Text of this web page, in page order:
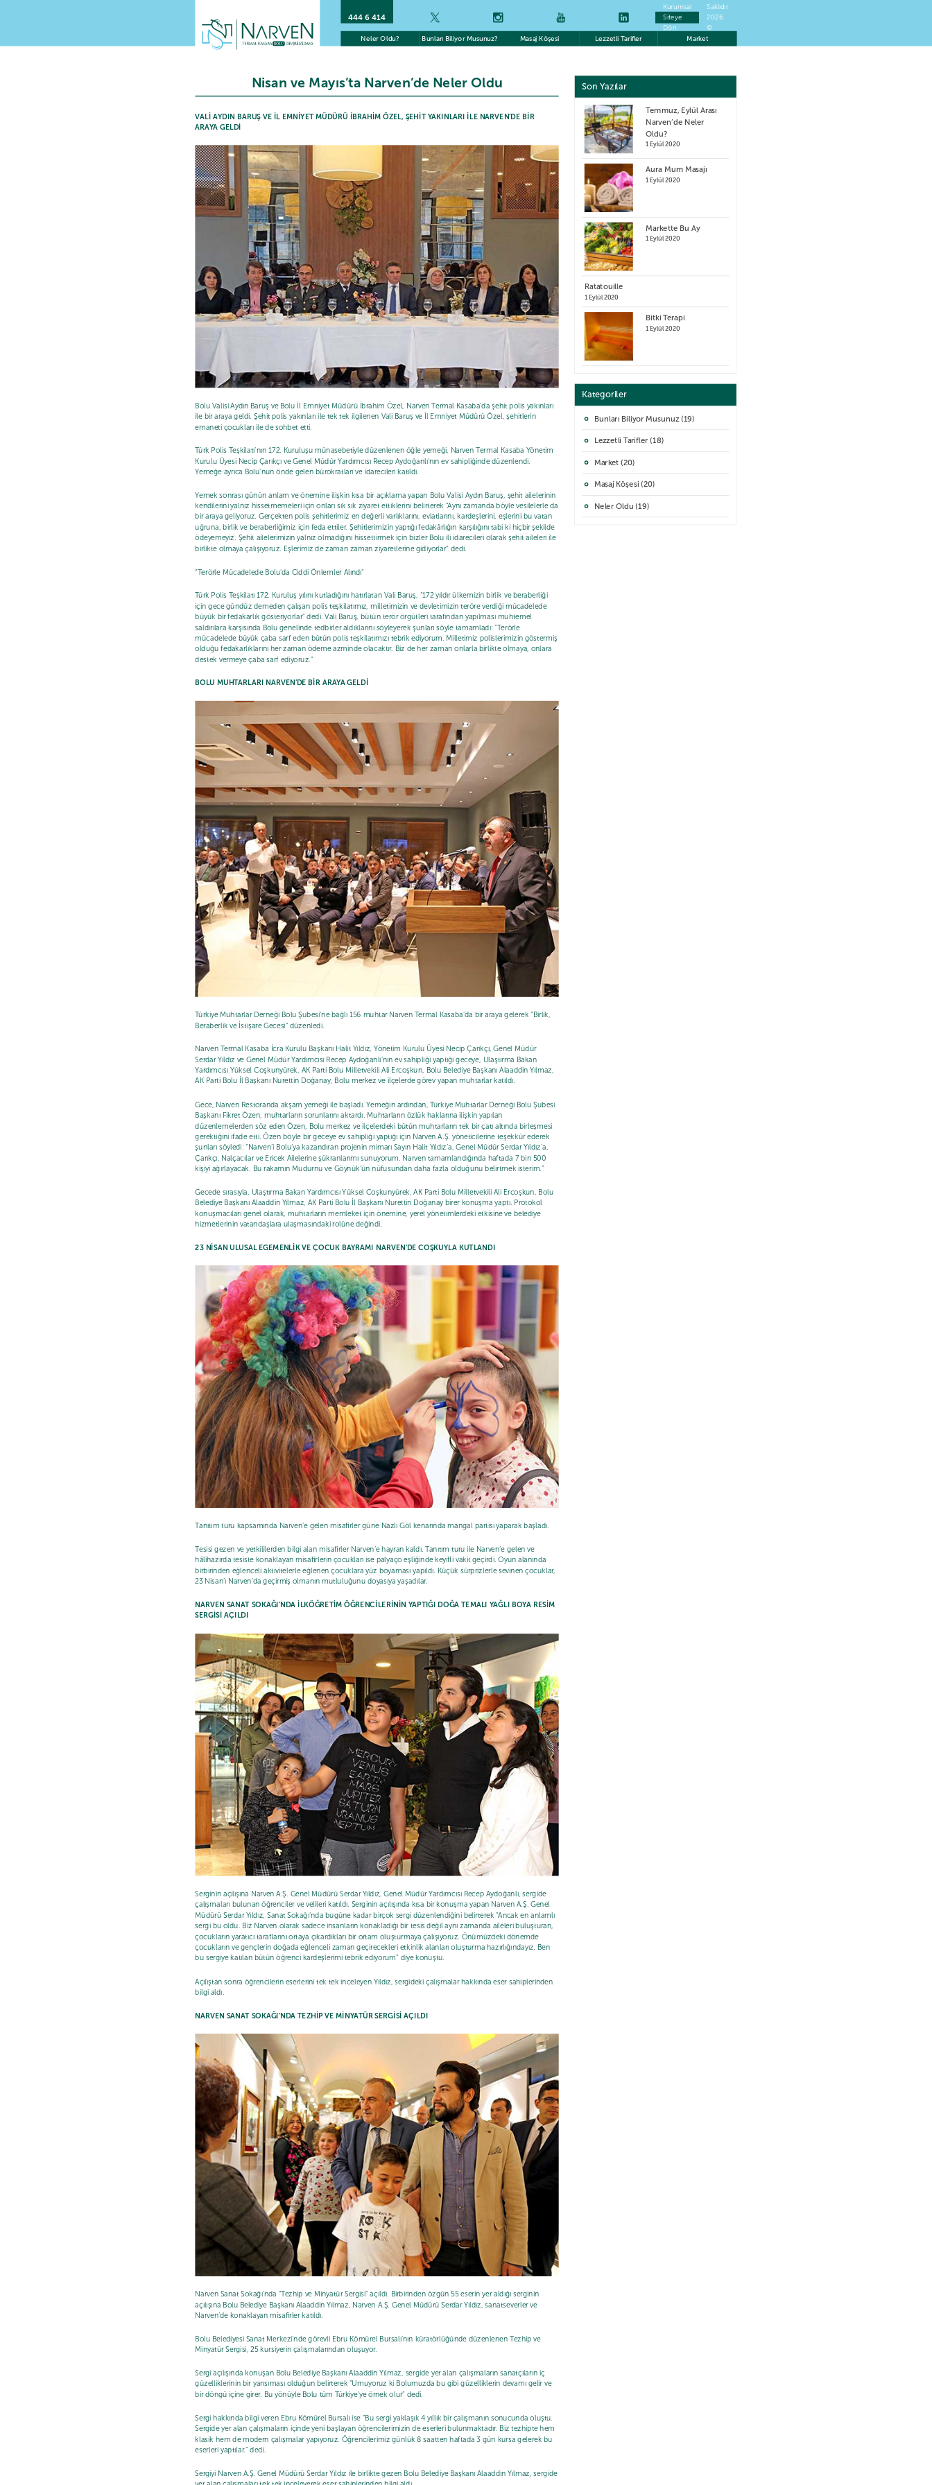
444 6 414
Kurumsal
Siteye
Dön
Saklıdır
2026
©
Narven
A.Ş.
Neler Oldu? Bunları Biliyor Musunuz? Masaj Köşesi Lezzetli Tarifler Market
Nisan ve Mayıs’ta Narven’de Neler Oldu
VALİ AYDIN BARUŞ VE İL EMNİYET MÜDÜRÜ İBRAHİM ÖZEL, ŞEHİT YAKINLARI İLE NARVEN’DE BİR
ARAYA GELDİ
Bolu Valisi Aydın Baruş ve Bolu İl Emniyet Müdürü İbrahim Özel, Narven Termal Kasaba’da şehit polis yakınları
ile bir araya geldi. Şehit polis yakınları ile tek tek ilgilenen Vali Baruş ve İl Emniyet Müdürü Özel, şehitlerin
emaneti çocukları ile de sohbet etti.
Türk Polis Teşkilatı’nın 172. Kuruluşu münasebetiyle düzenlenen öğle yemeği, Narven Termal Kasaba Yönetim
Kurulu Üyesi Necip Çarıkçı ve Genel Müdür Yardımcısı Recep Aydoğanlı’nın ev sahipliğinde düzenlendi.
Yemeğe ayrıca Bolu’nun önde gelen bürokratları ve idarecileri katıldı.
Yemek sonrası günün anlam ve önemine ilişkin kısa bir açıklama yapan Bolu Valisi Aydın Baruş, şehit ailelerinin
kendilerini yalnız hissetmemeleri için onları sık sık ziyaret ettiklerini belirterek “Aynı zamanda böyle vesilelerle da
bir araya geliyoruz. Gerçekten polis şehitlerimiz en değerli varlıklarını, evlatlarını, kardeşlerini, eşlerini bu vatan
uğruna, birlik ve beraberliğimiz için feda ettiler. Şehitlerimizin yaptığı fedakârlığın karşılığını tabi ki hiçbir şekilde
ödeyemeyiz. Şehit ailelerimizin yalnız olmadığını hissettirmek için bizler Bolu ili idarecileri olarak şehit aileleri ile
birlikte olmaya çalışıyoruz. Eşlerimiz de zaman zaman ziyaretlerine gidiyorlar” dedi.
“Terörle Mücadelede Bolu’da Ciddi Önlemler Alındı”
Türk Polis Teşkilatı 172. Kuruluş yılını kutladığını hatırlatan Vali Baruş, “172 yıldır ülkemizin birlik ve beraberliği
için gece gündüz demeden çalışan polis teşkilatımız, milletimizin ve devletimizin teröre verdiği mücadelede
büyük bir fedakarlık gösteriyorlar” dedi. Vali Baruş, bütün terör örgütleri tarafından yapılması muhtemel
saldırılara karşısında Bolu genelinde tedbirler aldıklarını söyleyerek şunları söyle tamamladı: “Terörle
mücadelede büyük çaba sarf eden bütün polis teşkilatımızı tebrik ediyorum. Milletimiz polislerimizin göstermiş
olduğu fedakarlıklarını her zaman ödeme azminde olacaktır. Biz de her zaman onlarla birlikte olmaya, onlara
destek vermeye çaba sarf ediyoruz.”
BOLU MUHTARLARI NARVEN’DE BİR ARAYA GELDİ
Türkiye Muhtarlar Derneği Bolu Şubesi’ne bağlı 156 muhtar Narven Termal Kasaba’da bir araya gelerek “Birlik,
Beraberlik ve İstişare Gecesi” düzenledi.
Narven Termal Kasaba İcra Kurulu Başkanı Halit Yıldız, Yönetim Kurulu Üyesi Necip Çarıkçı, Genel Müdür
Serdar Yıldız ve Genel Müdür Yardımcısı Recep Aydoğanlı’nın ev sahipliği yaptığı geceye, Ulaştırma Bakan
Yardımcısı Yüksel Coşkunyürek, AK Parti Bolu Milletvekili Ali Ercoşkun, Bolu Belediye Başkanı Alaaddin Yılmaz,
AK Parti Bolu İl Başkanı Nurettin Doğanay, Bolu merkez ve ilçelerde görev yapan muhtarlar katıldı.
Gece, Narven Restoranda akşam yemeği ile başladı. Yemeğin ardından, Türkiye Muhtarlar Derneği Bolu Şubesi
Başkanı Fikret Özen, muhtarların sorunlarını aktardı. Muhtarların özlük haklarına ilişkin yapılan
düzenlemelerden söz eden Özen, Bolu merkez ve ilçelerdeki bütün muhtarların tek bir çatı altında birleşmesi
gerektiğini ifade etti. Özen böyle bir geceye ev sahipliği yaptığı için Narven A.Ş. yöneticilerine teşekkür ederek
şunları söyledi: “Narven’i Bolu’ya kazandıran projenin mimarı Sayın Halit Yıldız’a, Genel Müdür Serdar Yıldız’a,
Çarıkçı, Nalçacılar ve Ericek Ailelerine şükranlarımı sunuyorum. Narven tamamlandığında haftada 7 bin 500
kişiyi ağırlayacak. Bu rakamın Mudurnu ve Göynük’ün nüfusundan daha fazla olduğunu belirtmek isterim.”
Gecede sırasıyla, Ulaştırma Bakan Yardımcısı Yüksel Coşkunyürek, AK Parti Bolu Milletvekili Ali Ercoşkun, Bolu
Belediye Başkanı Alaaddin Yılmaz, AK Parti Bolu İl Başkanı Nurettin Doğanay birer konuşma yaptı. Protokol
konuşmacıları genel olarak, muhtarların memleket için önemine, yerel yönetimlerdeki etkisine ve belediye
hizmetlerinin vatandaşlara ulaşmasındaki rolüne değindi.
23 NİSAN ULUSAL EGEMENLİK VE ÇOCUK BAYRAMI NARVEN’DE COŞKUYLA KUTLANDI
Tanıtım turu kapsamında Narven’e gelen misafirler güne Nazlı Göl kenarında mangal partisi yaparak başladı.
Tesisi gezen ve yetkililerden bilgi alan misafirler Narven’e hayran kaldı. Tanıtım turu ile Narven’e gelen ve
hâlihazırda tesiste konaklayan misafirlerin çocukları ise palyaço eşliğinde keyifli vakit geçirdi. Oyun alanında
birbirinden eğlenceli aktivitelerle eğlenen çocuklara yüz boyaması yapıldı. Küçük sürprizlerle sevinen çocuklar,
23 Nisan’ı Narven’da geçirmiş olmanın mutluluğunu doyasıya yaşadılar.
NARVEN SANAT SOKAĞI’NDA İLKÖĞRETİM ÖĞRENCİLERİNİN YAPTIĞI DOĞA TEMALI YAĞLI BOYA RESİM
SERGİSİ AÇILDI
Serginin açılışına Narven A.Ş. Genel Müdürü Serdar Yıldız, Genel Müdür Yardımcısı Recep Aydoğanlı, sergide
çalışmaları bulunan öğrenciler ve velileri katıldı. Serginin açılışında kısa bir konuşma yapan Narven A.Ş. Genel
Müdürü Serdar Yıldız, Sanat Sokağı’nda bugüne kadar birçok sergi düzenlendiğini belirterek “Ancak en anlamlı
sergi bu oldu. Biz Narven olarak sadece insanların konakladığı bir tesis değil aynı zamanda aileleri buluşturan,
çocukların yaratıcı taraflarını ortaya çıkardıkları bir ortam oluşturmaya çalışıyoruz. Önümüzdeki dönemde
çocukların ve gençlerin doğada eğlenceli zaman geçirecekleri etkinlik alanları oluşturma hazırlığındayız. Ben
bu sergiye katılan bütün öğrenci kardeşlerimi tebrik ediyorum” diye konuştu.
Açılıştan sonra öğrencilerin eserlerini tek tek inceleyen Yıldız, sergideki çalışmalar hakkında eser sahiplerinden
bilgi aldı.
NARVEN SANAT SOKAĞI’NDA TEZHİP VE MİNYATÜR SERGİSİ AÇILDI
Narven Sanat Sokağı’nda “Tezhip ve Minyatür Sergisi” açıldı. Birbirinden özgün 55 eserin yer aldığı serginin
açılışına Bolu Belediye Başkanı Alaaddin Yılmaz, Narven A.Ş. Genel Müdürü Serdar Yıldız, sanatseverler ve
Narven’de konaklayan misafirler katıldı.
Bolu Belediyesi Sanat Merkezi’nde görevli Ebru Kömürel Bursalı’nın küratörlüğünde düzenlenen Tezhip ve
Minyatür Sergisi, 25 kursiyerin çalışmalarından oluşuyor.
Sergi açılışında konuşan Bolu Belediye Başkanı Alaaddin Yılmaz, sergide yer alan çalışmaların sanatçıların iç
güzelliklerinin bir yansıması olduğun belirterek “Umuyoruz ki Bolumuzda bu gibi güzelliklerin devamı gelir ve
bir döngü içine girer. Bu yönüyle Bolu tüm Türkiye’ye örnek olur” dedi.
Sergi hakkında bilgi veren Ebru Kömürel Bursalı ise “Bu sergi yaklaşık 4 yıllık bir çalışmanın sonucunda oluştu.
Sergide yer alan çalışmaların içinde yeni başlayan öğrencilerimizin de eserleri bulunmaktadır. Biz tezhipte hem
klasik hem de modern çalışmalar yapıyoruz. Öğrencilerimiz günlük 8 saatten haftada 3 gün kursa gelerek bu
eserleri yaptılar.” dedi.
Sergiyi Narven A.Ş. Genel Müdürü Serdar Yıldız ile birlikte gezen Bolu Belediye Başkanı Alaaddin Yılmaz, sergide
Son Yazılar
Temmuz, Eylül Arası
Narven’de Neler
Oldu?
1 Eylül 2020
Aura Mum Masajı
1 Eylül 2020
Markette Bu Ay
1 Eylül 2020
Ratatouille
1 Eylül 2020
Bitki Terapi
1 Eylül 2020
Kategoriler
Bunları Biliyor Musunuz(19)
Lezzetli Tarifler (18)
Market (20)
Masaj Köşesi (20)
Neler Oldu (19)